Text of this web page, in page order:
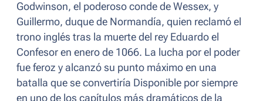
Godwinson, el poderoso conde de Wessex, y
Guillermo, duque de Normandía, quien reclamó el
trono inglés tras la muerte del rey Eduardo el
Confesor en enero de 1066. La lucha por el poder
fue feroz y alcanzó su punto máximo en una
batalla que se convertiría Disponible por siempre
en uno de los capítulos más dramáticos de la